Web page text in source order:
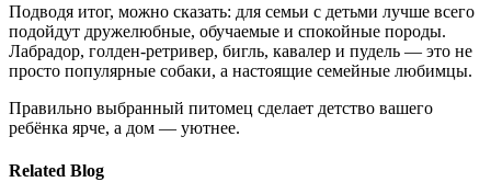
Подводя итог, можно сказать: для семьи с детьми лучше всего
подойдут дружелюбные, обучаемые и спокойные породы.
Лабрадор, голден-ретривер, бигль, кавалер и пудель — это не
просто популярные собаки, а настоящие семейные любимцы.
Правильно выбранный питомец сделает детство вашего
ребёнка ярче, а дом — уютнее.
Related Blog